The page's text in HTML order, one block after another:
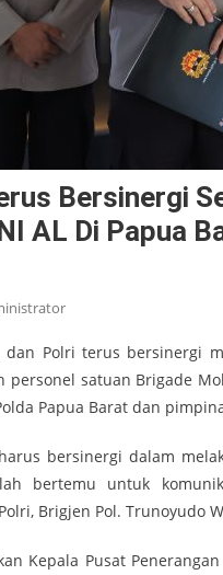
Bersinergi
AL Di Papua
dan Polri terus bersinergi
personel satuan Brigade
Papua Barat dan
bersinergi dalam
bertemu untuk
Brigjen Pol. Trunoyudo
Kepala Pusat